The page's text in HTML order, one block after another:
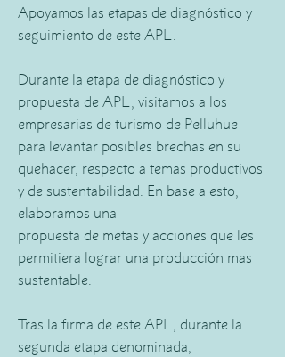
Apoyamos las etapas de diagnóstico y
seguimiento de este APL.
Durante la etapa de diagnóstico y
propuesta de APL, visitamos a los
empresarias de turismo de Pelluhue
para levantar posibles brechas en su
quehacer, respecto a temas productivos
y de sustentabilidad. En base a esto,
elaboramos una
propuesta de metas y acciones que les
permitiera lograr una producción mas
sustentable.
Tras la firma de este APL, durante la
segunda etapa denominada,